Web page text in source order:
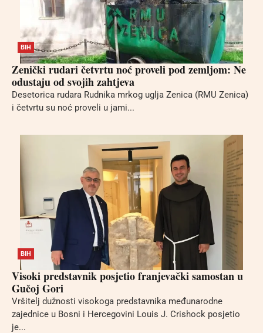
BIH
Zenički rudari četvrtu noć proveli pod zemljom: Ne
odustaju od svojih zahtjeva
Desetorica rudara Rudnika mrkog uglja Zenica (RMU Zenica)
i četvrtu su noć proveli u jami...
BIH
Visoki predstavnik posjetio franjevački samostan u
Gučoj Gori
Vršitelj dužnosti visokoga predstavnika međunarodne
zajednice u Bosni i Hercegovini Louis J. Crishock posjetio
je...